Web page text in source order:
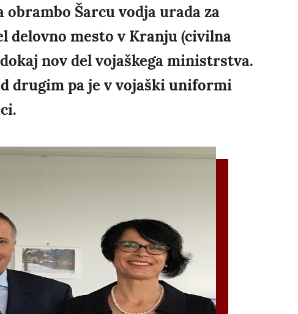
Šarcu vodja urada za
delovno mesto v Kranju (civilna
nov del vojaškega ministrstva.
drugim pa je v vojaški uniformi